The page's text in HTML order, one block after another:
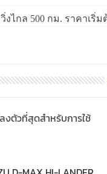
งไกล 500 กม. ราคาเริ่ม
งตัวที่สุดสำหรับการใช้